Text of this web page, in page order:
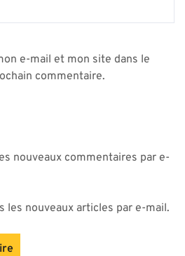
e-mail et mon site dans le
commentaire.
nouveaux commentaires par e-
les nouveaux articles par e-mail.